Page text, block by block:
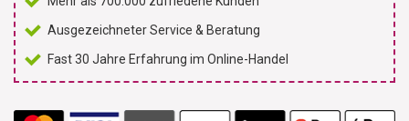
Ausgezeichneter Service & Beratung
Fast 30 Jahre Erfahrung im Online-Handel